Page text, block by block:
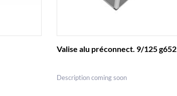
Valise alu préconnect. 9/125 g652
Description coming soon